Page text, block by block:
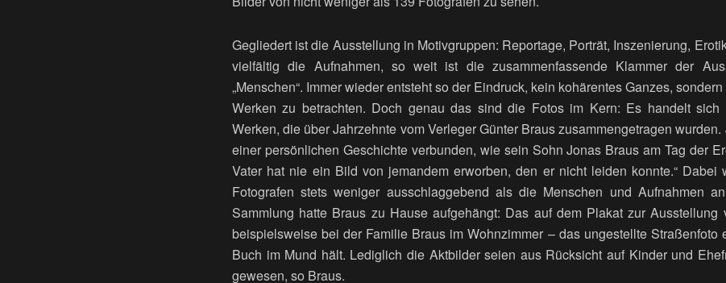
Gegliedert ist die Ausstellung in Motivgruppen: Reportage, Porträt, Inszenierung,
vielfältig die Aufnahmen, so weit ist die zusammenfassende Klammer der
„Menschen“. Immer wieder entsteht so der Eindruck, kein kohärentes Ganzes,
Werken zu betrachten. Doch genau das sind die Fotos im Kern: Es handelt
Werken, die über Jahrzehnte vom Verleger Günter Braus zusammengetragen
einer persönlichen Geschichte verbunden, wie sein Sohn Jonas Braus am Tag der
Vater hat nie ein Bild von jemandem erworben, den er nicht leiden konnte.“ Dabei
Fotografen stets weniger ausschlaggebend als die Menschen und Aufnahmen
Sammlung hatte Braus zu Hause aufgehängt: Das auf dem Plakat zur Ausstellung
beispielsweise bei der Familie Braus im Wohnzimmer – das ungestellte Straßenfoto
Buch im Mund hält. Lediglich die Aktbilder seien aus Rücksicht auf Kinder und
gewesen, so Braus.